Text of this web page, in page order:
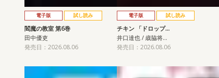
電子版 試し読み
閻魔の教室 第6巻
田中優吏
発売日：2026.08.06
電子版 試し読み
チキン 「ドロップ…
井口達也 / 歳脇将…
発売日：2026.08.06